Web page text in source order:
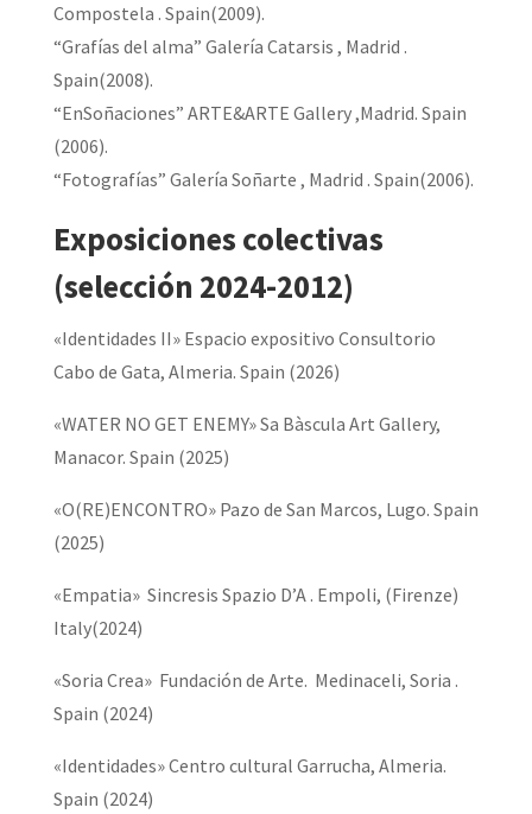
Compostela . Spain(2009).
“Grafías del alma” Galería Catarsis , Madrid .
Spain(2008).
“EnSoñaciones” ARTE&ARTE Gallery ,Madrid. Spain
(2006).
“Fotografías” Galería Soñarte , Madrid . Spain(2006).
Exposiciones colectivas
(selección 2024-2012)
«Identidades II» Espacio expositivo Consultorio
Cabo de Gata, Almeria. Spain (2026)
«WATER NO GET ENEMY» Sa Bàscula Art Gallery,
Manacor. Spain (2025)
«O(RE)ENCONTRO» Pazo de San Marcos, Lugo. Spain
(2025)
«Empatia» Sincresis Spazio D’A . Empoli, (Firenze)
Italy(2024)
«Soria Crea» Fundación de Arte. Medinaceli, Soria .
Spain (2024)
«Identidades» Centro cultural Garrucha, Almeria.
Spain (2024)